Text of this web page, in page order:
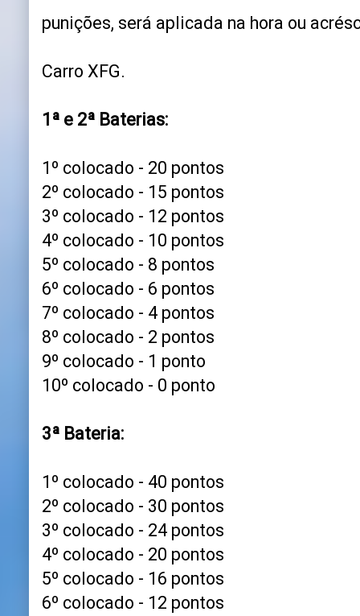
punições, será aplicada na hora ou
Carro XFG.
1ª e 2ª Baterias:
1º colocado - 20 pontos
2º colocado - 15 pontos
3º colocado - 12 pontos
4º colocado - 10 pontos
5º colocado - 8 pontos
6º colocado - 6 pontos
7º colocado - 4 pontos
8º colocado - 2 pontos
9º colocado - 1 ponto
10º colocado - 0 ponto
3ª Bateria:
1º colocado - 40 pontos
2º colocado - 30 pontos
3º colocado - 24 pontos
4º colocado - 20 pontos
5º colocado - 16 pontos
6º colocado - 12 pontos